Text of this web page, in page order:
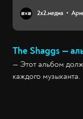
2х2.медиа
The Shaggs —
— Этот альбом
каждого музыканта.